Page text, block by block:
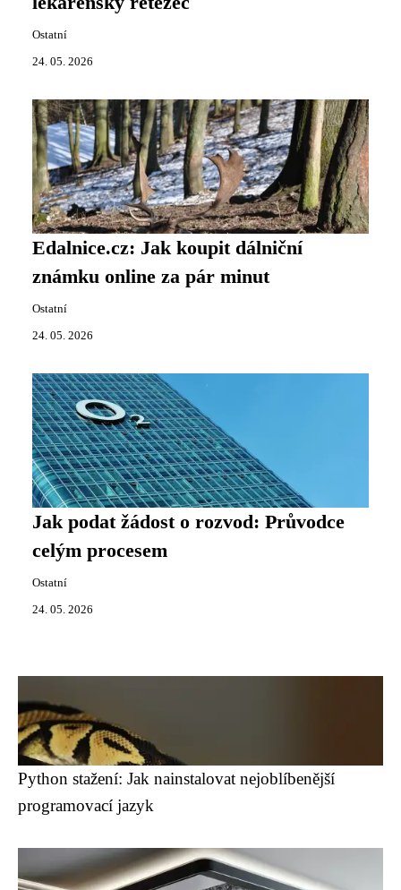
Ostatní
24. 05. 2026
Edalnice.cz: Jak koupit dálniční
známku online za pár minut
Ostatní
24. 05. 2026
Jak podat žádost o rozvod: Průvodce
celým procesem
Ostatní
24. 05. 2026
Python stažení: Jak nainstalovat nejoblíbenější
programovací jazyk